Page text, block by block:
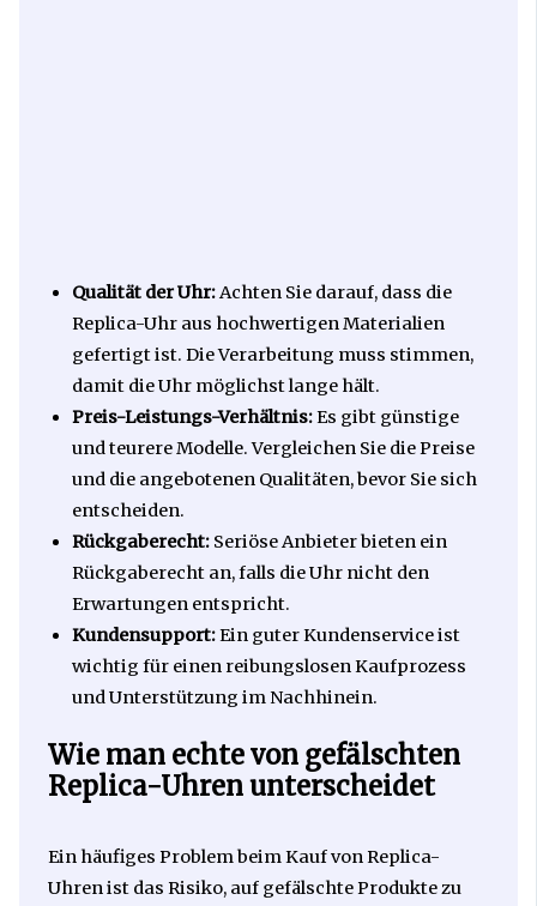
Qualität der Uhr:Achten Sie darauf, dass die
Replica-Uhr aus hochwertigen Materialien
gefertigt ist. Die Verarbeitung muss stimmen,
damit die Uhr möglichst lange hält.
Preis-Leistungs-Verhältnis:Es gibt günstige
und teurere Modelle. Vergleichen Sie die Preise
und die angebotenen Qualitäten, bevor Sie sich
entscheiden.
Rückgaberecht:Seriöse Anbieter bieten ein
Rückgaberecht an, falls die Uhr nicht den
Erwartungen entspricht.
Kundensupport:Ein guter Kundenservice ist
wichtig für einen reibungslosen Kaufprozess
und Unterstützung im Nachhinein.
Wie man echte von gefälschten
Replica-Uhren unterscheidet
Ein häufiges Problem beim Kauf von Replica-
Uhren ist das Risiko, auf gefälschte Produkte zu